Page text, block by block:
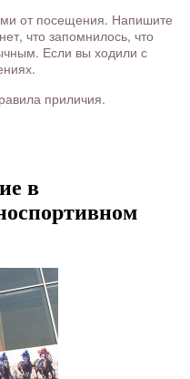
от посещения. Напишите
что запомнилось, что
Если вы ходили с
приличия.
в